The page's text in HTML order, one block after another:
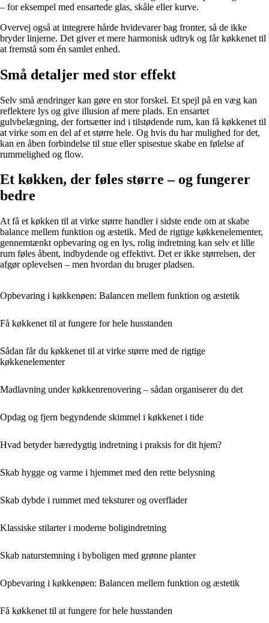
– for eksempel med ensartede glas, skåle eller kurve.
Overvej også at integrere hårde hvidevarer bag fronter, så de ikke
bryder linjerne. Det giver et mere harmonisk udtryk og får køkkenet til
at fremstå som én samlet enhed.
Små detaljer med stor effekt
Selv små ændringer kan gøre en stor forskel. Et spejl på en væg kan
reflektere lys og give illusion af mere plads. En ensartet
gulvbelægning, der fortsætter ind i tilstødende rum, kan få køkkenet til
at virke som en del af et større hele. Og hvis du har mulighed for det,
kan en åben forbindelse til stue eller spisestue skabe en følelse af
rummelighed og flow.
Et køkken, der føles større – og fungerer
bedre
At få et køkken til at virke større handler i sidste ende om at skabe
balance mellem funktion og æstetik. Med de rigtige køkkenelementer,
gennemtænkt opbevaring og en lys, rolig indretning kan selv et lille
rum føles åbent, indbydende og effektivt. Det er ikke størrelsen, der
afgør oplevelsen – men hvordan du bruger pladsen.
Opbevaring i køkkenøen: Balancen mellem funktion og æstetik
Få køkkenet til at fungere for hele husstanden
Sådan får du køkkenet til at virke større med de rigtige
køkkenelementer
Madlavning under køkkenrenovering – sådan organiserer du det
Opdag og fjern begyndende skimmel i køkkenet i tide
Hvad betyder bæredygtig indretning i praksis for dit hjem?
Skab hygge og varme i hjemmet med den rette belysning
Skab dybde i rummet med teksturer og overflader
Klassiske stilarter i moderne boligindretning
Skab naturstemning i byboligen med grønne planter
Opbevaring i køkkenøen: Balancen mellem funktion og æstetik
Få køkkenet til at fungere for hele husstanden